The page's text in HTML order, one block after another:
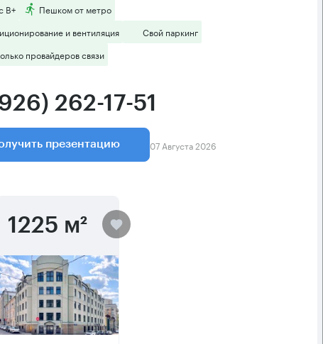
B+
Пешком от метро
и вентиляция
Свой паркинг
провайдеров связи
262-17-51
презентацию 07 Августа 2026
1225 м²